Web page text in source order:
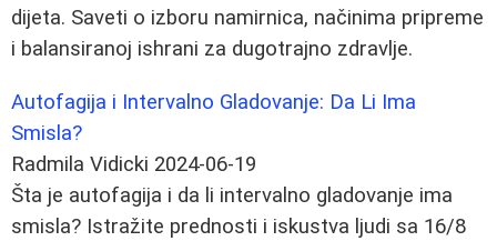
dijeta. Saveti o izboru namirnica, načinima pripreme
i balansiranoj ishrani za dugotrajno zdravlje.
Autofagija i Intervalno Gladovanje: Da Li Ima
Smisla?
Radmila Vidicki 2024-06-19
Šta je autofagija i da li intervalno gladovanje ima
smisla? Istražite prednosti i iskustva ljudi sa 16/8